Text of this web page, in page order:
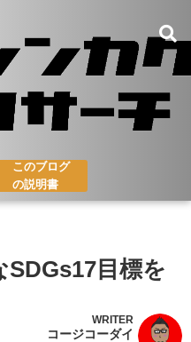
このブログ
の説明書
SDGs17目標を
WRITER
コージコーダイ